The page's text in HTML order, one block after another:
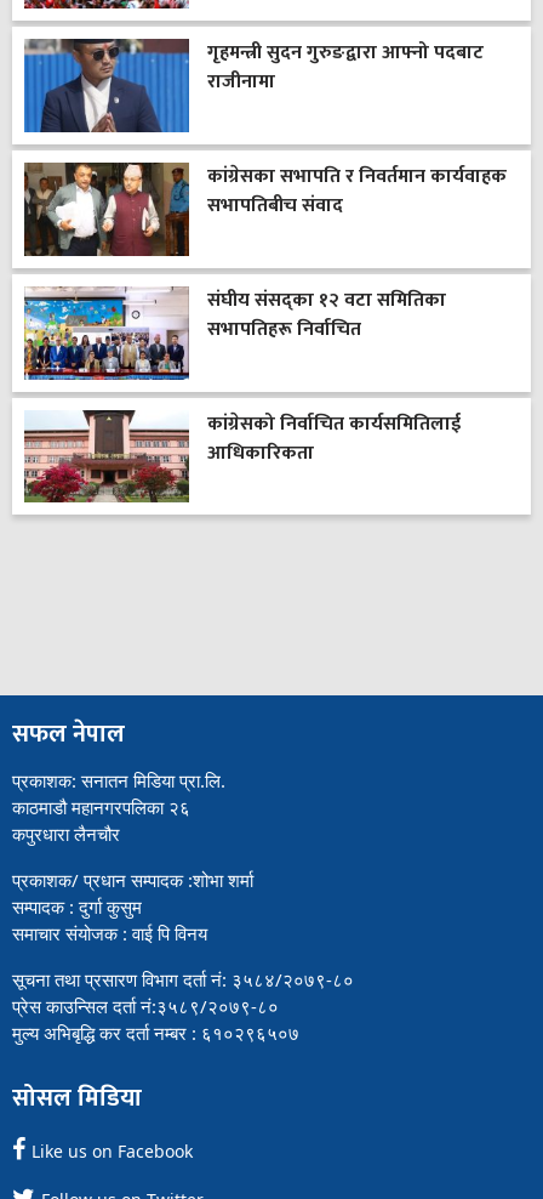
गृहमन्त्री सुदन गुरुङद्वारा आफ्नो पदबाट
राजीनामा
कांग्रेसका सभापति र निवर्तमान कार्यवाहक
सभापतिबीच संवाद
संघीय संसद्का १२ वटा समितिका
सभापतिहरू निर्वाचित
कांग्रेसको निर्वाचित कार्यसमितिलाई
आधिकारिकता
सफल नेपाल
प्रकाशक: सनातन मिडिया प्रा.लि.
काठमाडौ महानगरपलिका २६
कपुरधारा लैनचौर
प्रकाशक/ प्रधान सम्पादक :शोभा शर्मा
सम्पादक : दुर्गा कुसुम
समाचार संयोजक : वाई पि विनय
सूचना तथा प्रसारण विभाग दर्ता नं: ३५८४/२०७९-८०
प्रेस काउन्सिल दर्ता नं:३५८९/२०७९-८०
मुल्य अभिबृद्धि कर दर्ता नम्बर : ६१०२९६५०७
सोसल मिडिया
Like us on Facebook